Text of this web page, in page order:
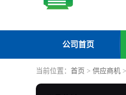
公司首页
当前位置： 首页 > 供应商机 >